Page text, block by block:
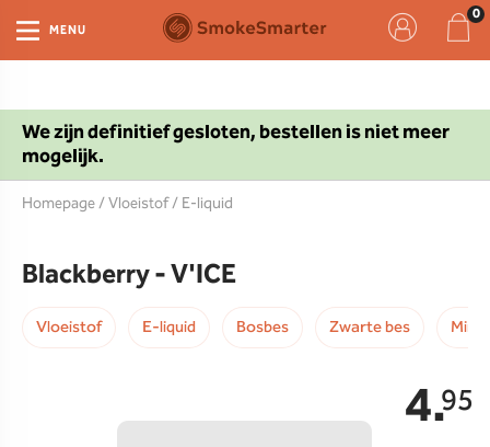
We zijn definitief gesloten, bestellen is niet meer
mogelijk.
MENU
Homepage/Vloeistof/E-liquid
Blackberry - V'ICE
Vloeistof E-liquid Bosbes Zwarte bes Mint
4.95